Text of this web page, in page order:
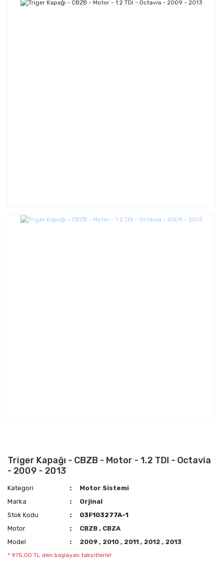
Triger Kapağı - CBZB - Motor - 1.2 TDI - Octavia
- 2009 - 2013
Kategori
Motor Sistemi
Marka
Orjinal
Stok Kodu
03F103277A-1
Motor
CBZB, CBZA
Model
2009, 2010, 2011, 2012, 2013
* 975,00 TL den başlayan taksitlerle!